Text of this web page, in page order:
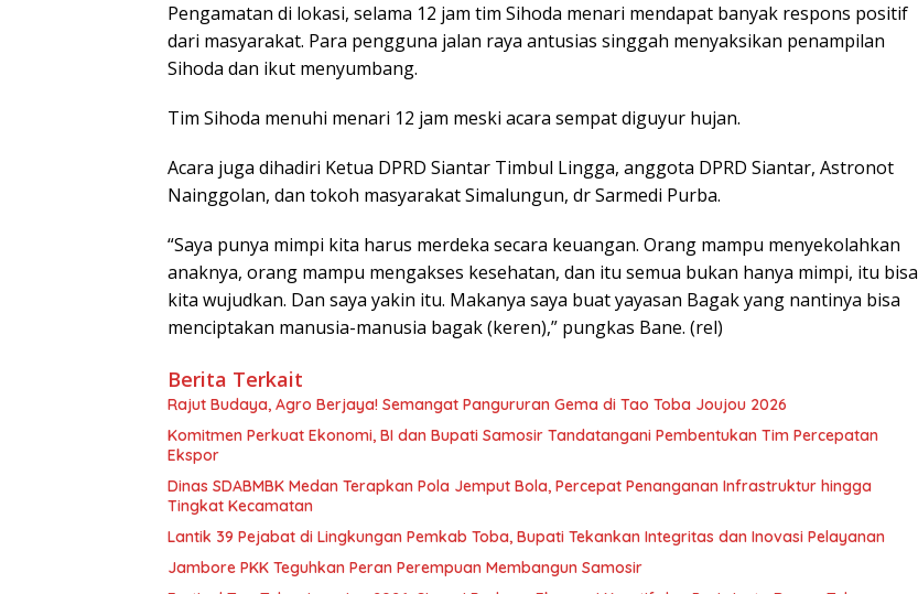
Pengamatan di lokasi, selama 12 jam tim Sihoda menari mendapat banyak respons positif
dari masyarakat. Para pengguna jalan raya antusias singgah menyaksikan penampilan
Sihoda dan ikut menyumbang.
Tim Sihoda menuhi menari 12 jam meski acara sempat diguyur hujan.
Acara juga dihadiri Ketua DPRD Siantar Timbul Lingga, anggota DPRD Siantar, Astronot
Nainggolan, dan tokoh masyarakat Simalungun, dr Sarmedi Purba.
“Saya punya mimpi kita harus merdeka secara keuangan. Orang mampu menyekolahkan
anaknya, orang mampu mengakses kesehatan, dan itu semua bukan hanya mimpi, itu bisa
kita wujudkan. Dan saya yakin itu. Makanya saya buat yayasan Bagak yang nantinya bisa
menciptakan manusia-manusia bagak (keren),” pungkas Bane. (rel)
Berita Terkait
Rajut Budaya, Agro Berjaya! Semangat Pangururan Gema di Tao Toba Joujou 2026
Komitmen Perkuat Ekonomi, BI dan Bupati Samosir Tandatangani Pembentukan Tim Percepatan
Ekspor
Dinas SDABMBK Medan Terapkan Pola Jemput Bola, Percepat Penanganan Infrastruktur hingga
Tingkat Kecamatan
Lantik 39 Pejabat di Lingkungan Pemkab Toba, Bupati Tekankan Integritas dan Inovasi Pelayanan
Jambore PKK Teguhkan Peran Perempuan Membangun Samosir